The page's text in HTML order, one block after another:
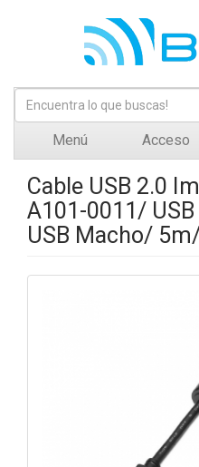
Menú Acceso
Cable USB 2.0
A101-0011/
USB Macho/